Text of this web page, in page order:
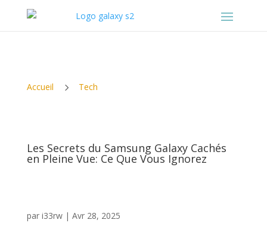
Accueil 5 Tech
Les Secrets du Samsung Galaxy Cachés
en Pleine Vue: Ce Que Vous Ignorez
par i33rw| Avr 28, 2025